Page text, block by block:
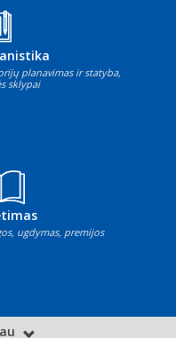
planavimas ir statyba,
sklypai
ugdymas, premijos